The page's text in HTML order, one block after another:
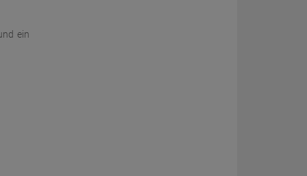
ein